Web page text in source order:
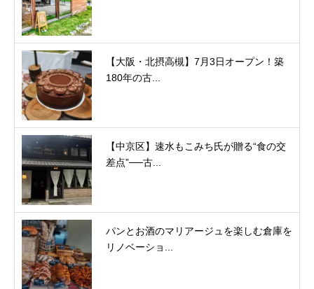
【大阪・北摂高槻】7月3日オープン！築
180年の古...
【中京区】速水もこみち氏が贈る“食の交
差点”──古...
パンとお酒のマリアージュを楽しむ倉庫を
リノベーショ...